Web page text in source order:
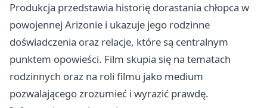
Produkcja przedstawia historię dorastania chłopca w
powojennej Arizonie i ukazuje jego rodzinne
doświadczenia oraz relacje, które są centralnym
punktem opowieści. Film skupia się na tematach
rodzinnych oraz na roli filmu jako medium
pozwalającego zrozumieć i wyrazić prawdę.